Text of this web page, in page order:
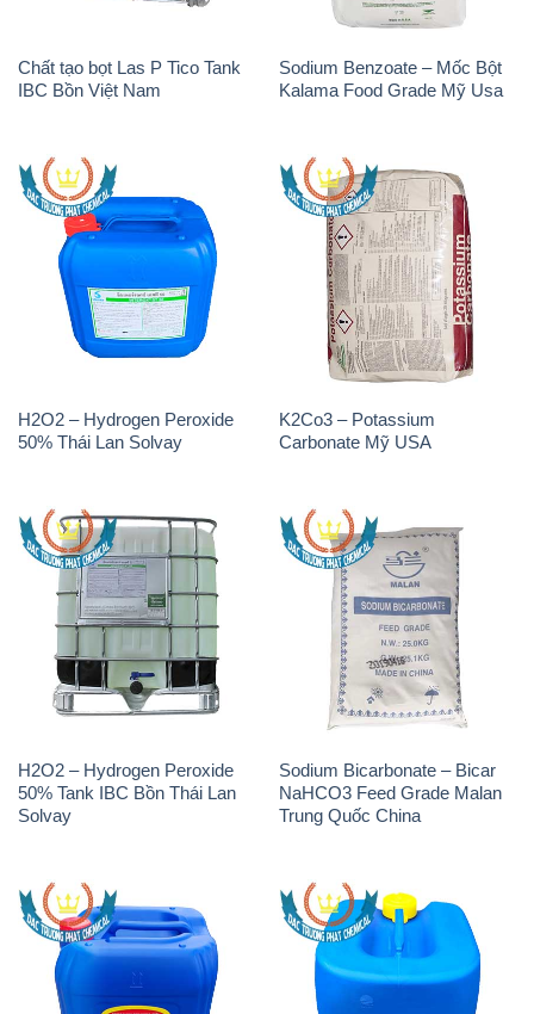
Chất tạo bọt Las P Tico Tank
IBC Bồn Việt Nam
Sodium Benzoate – Mốc Bột
Kalama Food Grade Mỹ Usa
H2O2 – Hydrogen Peroxide
50% Thái Lan Solvay
K2Co3 – Potassium
Carbonate Mỹ USA
H2O2 – Hydrogen Peroxide
50% Tank IBC Bồn Thái Lan
Solvay
Sodium Bicarbonate – Bicar
NaHCO3 Feed Grade Malan
Trung Quốc China